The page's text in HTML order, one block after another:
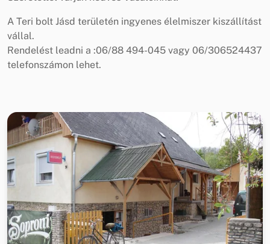
A Teri bolt Jásd területén ingyenes élelmiszer kiszállítást
vállal.
Rendelést leadni a :06/88 494-045 vagy 06/306524437
telefonszámon lehet.